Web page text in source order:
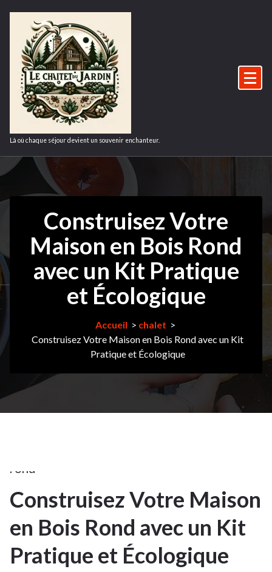
contenu
Là où chaque séjour devient un souvenir enchanteur.
Construisez Votre
Maison en Bois Rond
avec un Kit Pratique
et Écologique
Accueil > chalet >
Construisez Votre Maison en Bois Rond avec un Kit
Pratique et Écologique
6
JUIL 2025
6Juil
chalet
chalet
rond
Construisez Votre Maison
en Bois Rond avec un Kit
Pratique et Écologique